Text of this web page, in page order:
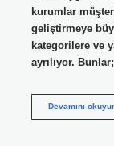
kurumlar
geliştirmeye
kategorilere ve
ayrılıyor.
Devamını